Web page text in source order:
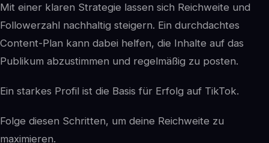
Mit einer klaren Strategie lassen sich Reichweite und
Followerzahl nachhaltig steigern. Ein durchdachtes
Content-Plan kann dabei helfen, die Inhalte auf das
Publikum abzustimmen und regelmäßig zu posten.
Ein starkes Profil ist die Basis für Erfolg auf TikTok.
Folge diesen Schritten, um deine Reichweite zu
maximieren.